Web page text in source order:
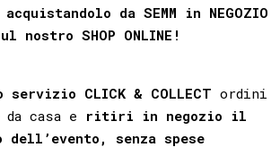
acquistandolo da SEMM in NEGOZIO
nostro SHOP ONLINE!
servizio CLICK & COLLECT ordini
da casa e ritiri in negozio il
dell’evento, senza spese